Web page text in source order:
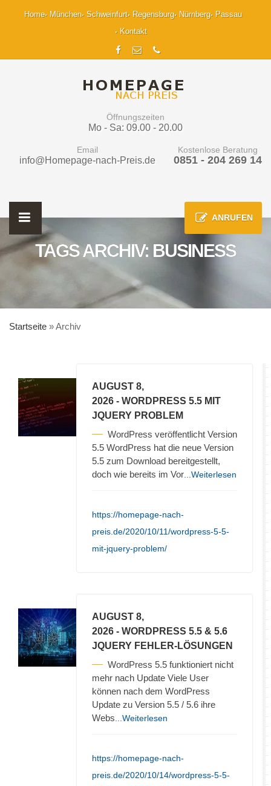
Home München Schweinfurt Regensburg Nürnberg
Passau
Kontakt
Öffnungszeiten
Mo - Sa: 09.00 - 20.00
Email
info@Homepage-nach-Preis.de
Kostenlose Beratung
0851 - 204 269 14
ANRUFEN
TAGS ARCHIV: BUSINESS
Startseite »Archiv
AUGUST 8,
2026 - WORDPRESS 5.5 MIT
JQUERY PROBLEM
WordPress veröffentlicht Version
5.5 WordPress hat die neue Version
5.5 zum Download bereitgestellt,
doch wie bereits im Vor ...Weiterlesen
https://homepage-nach-
preis.de/2020/10/11/wordpress-5-5-
mit-jquery-problem/
AUGUST 8,
2026 - WORDPRESS 5.5 & 5.6
JQUERY FEHLER-LÖSUNGEN
WordPress 5.5 funktioniert nicht
mehr nach Update Viele User
können nach dem WordPress
Update zu Version 5.5 / 5.6 ihre
Webs ...Weiterlesen
https://homepage-nach-
preis.de/2020/10/14/wordpress-5-5-